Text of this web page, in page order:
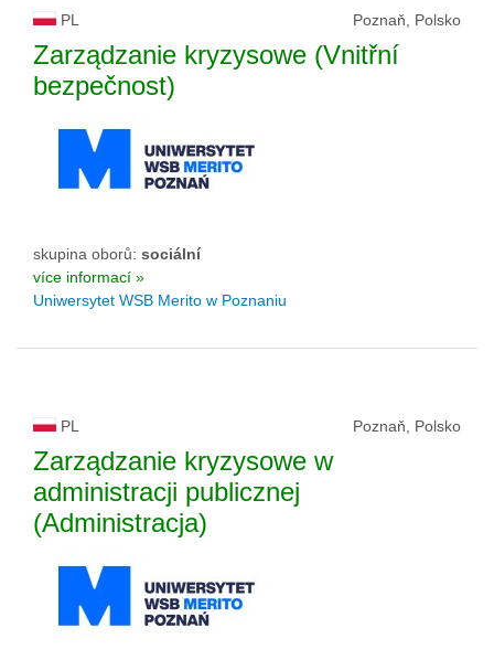
PL Poznaň, Polsko
Zarządzanie kryzysowe (Vnitřní
bezpečnost)
skupina oborů: sociální
více informací »
Uniwersytet WSB Merito w Poznaniu
PL Poznaň, Polsko
Zarządzanie kryzysowe w
administracji publicznej
(Administracja)